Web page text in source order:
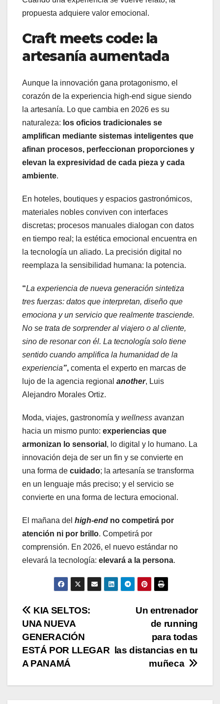
propuesta adquiere valor emocional.
Craft meets code: la
artesanía aumentada
Aunque la innovación gana protagonismo, el
corazón de la experiencia high-end sigue siendo
la artesanía. Lo que cambia en 2026 es su
naturaleza: los oficios tradicionales se
amplifican mediante sistemas inteligentes que
afinan procesos, perfeccionan proporciones y
elevan la expresividad de cada pieza y cada
ambiente.
En hoteles, boutiques y espacios gastronómicos,
materiales nobles conviven con interfaces
discretas; procesos manuales dialogan con datos
en tiempo real; la estética emocional encuentra en
la tecnología un aliado. La precisión digital no
reemplaza la sensibilidad humana: la potencia.
“La experiencia de nueva generación sintetiza
tres fuerzas: datos que interpretan, diseño que
emociona y un servicio que realmente trasciende.
No se trata de sorprender al viajero o al cliente,
sino de resonar con él. La tecnología solo tiene
sentido cuando amplifica la humanidad de la
experiencia”, comenta el experto en marcas de
lujo de la agencia regional another, Luis
Alejandro Morales Ortiz.
Moda, viajes, gastronomía y wellness avanzan
hacia un mismo punto: experiencias que
armonizan lo sensorial , lo digital y lo humano. La
innovación deja de ser un fin y se convierte en
una forma de cuidado; la artesanía se transforma
en un lenguaje más preciso; y el servicio se
convierte en una forma de lectura emocional.
El mañana del high-end no competirá por
atención ni por brillo. Competirá por
comprensión. En 2026, el nuevo estándar no
elevará la tecnología: elevará a la persona.
Navegación
de
entradas
Un entrenador
de running
para todas
las distancias en tu
muñeca
KIA SELTOS:
UNA NUEVA
GENERACIÓN
ESTÁ POR LLEGAR
A PANAMÁ